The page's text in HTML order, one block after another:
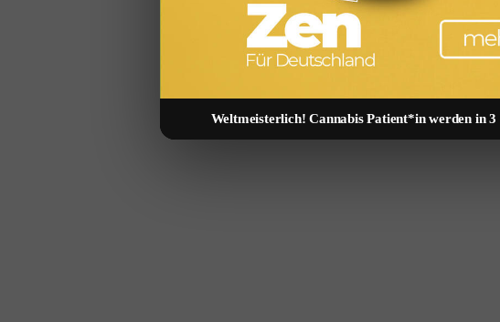
Weltmeisterlich! Cannabis Patient*in werden in